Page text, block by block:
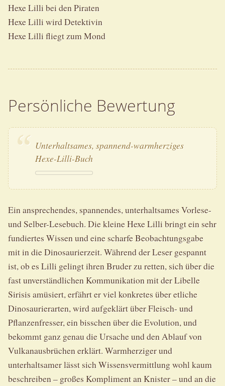
Hexe Lilli bei den Piraten
Hexe Lilli wird Detektivin
Hexe Lilli fliegt zum Mond
Persönliche Bewertung
Unterhaltsames, spannend-warmherziges
Hexe-Lilli-Buch
Ein ansprechendes, spannendes, unterhaltsames Vorlese-
und Selber-Lesebuch. Die kleine Hexe Lilli bringt ein sehr
fundiertes Wissen und eine scharfe Beobachtungsgabe
mit in die Dinosaurierzeit. Während der Leser gespannt
ist, ob es Lilli gelingt ihren Bruder zu retten, sich über die
fast unverständlichen Kommunikation mit der Libelle
Sirisis amüsiert, erfährt er viel konkretes über etliche
Dinosaurierarten, wird aufgeklärt über Fleisch- und
Pflanzenfresser, ein bisschen über die Evolution, und
bekommt ganz genau die Ursache und den Ablauf von
Vulkanausbrüchen erklärt. Warmherziger und
unterhaltsamer lässt sich Wissensvermittlung wohl kaum
beschreiben – großes Kompliment an Knister – und an die